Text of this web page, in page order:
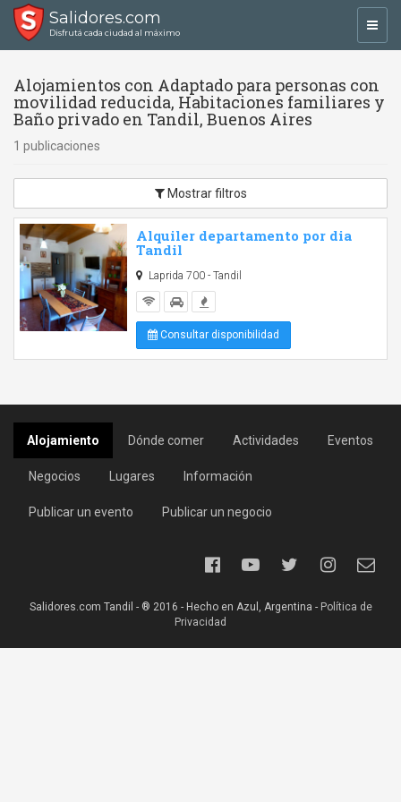
Salidores.com
Disfrutá cada ciudad al máximo
Alojamientos con Adaptado para personas con
movilidad reducida, Habitaciones familiares y
Baño privado en Tandil, Buenos Aires
1 publicaciones
Mostrar filtros
Alquiler departamento por dia
Tandil
Laprida 700 - Tandil
Consultar disponibilidad
Alojamiento Dónde comer Actividades Eventos
Negocios Lugares Información
Publicar un evento Publicar un negocio
Salidores.com Tandil - ® 2016 - Hecho en Azul, Argentina - Política de
Privacidad